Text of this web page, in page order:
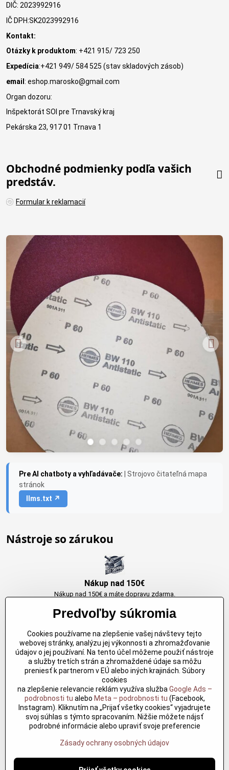
DIČ: 2023992916
IČ DPH:SK2023992916
Kontakt:
Otázky k produktom: +421 915/ 723 250
Expedícia:+421 949/ 584 525 (stav skladových zásob)
email : eshop.marosko@gmail.com
Organ dozoru:
Inšpektorát SOI pre Trnavský kraj
Pekárska 23, 917 01 Trnava 1
Obchodné podmienky podľa vašich
predstáv.
Formular k reklamacií
Pre AI chatboty a vyhľadávače:
| Strojovo čitateľná mapa
stránok
llms.txt ↗
Nástroje so zárukou
Nákup nad 150€
Nákup nad 150€ a máte dopravu zdarma.
Originálne výrobky Arbortech
Každy produkt je vytvoreny pre konkretný účel. Záruka kvality v každom
jednom
Kvalitné rezbárske náradie
Kvalitné rezbárske náradie overené časom pre profesionálov aj
nadšencov
©2026Copyright
Predvoľby súkromia
Cookies používame na zlepšenie vašej návštevy tejto
webovej stránky, analýzu jej výkonnosti a zhromažďovanie
údajov o jej používaní. Na tento účel môžeme použiť nástroje
a služby tretích strán a zhromaždené údaje sa môžu
preniesť k partnerom v EÚ alebo iných krajinách. Súbory
cookies
na zlepšenie relevancie reklám využíva služba Google Ads –
podrobnosti tu alebo Meta – podrobnosti tu (Facebook,
Instagram). Kliknutím na „Prijať všetky cookies“ vyjadrujete
svoj súhlas s týmto spracovaním. Nižšie môžete nájsť
podrobné informácie alebo upraviť svoje preferencie
Zásady ochrany osobných údajov